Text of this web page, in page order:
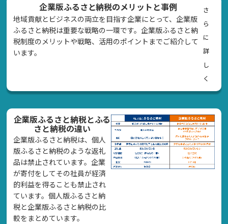
企業版ふるさと納税のメリットと事例
地域貢献とビジネスの両立を目指す企業にとって、企業版
ふるさと納税は重要な戦略の一環です。企業版ふるさと納
税制度のメリットや戦略、活用のポイントまでご紹介して
います。
さ
ら
に
詳
し
く
企業版ふるさと納税とふる
さと納税の違い
企業版ふるさと納税は、個人
版ふるさと納税のような返礼
品は禁止されています。企業
が寄付をしてその社員が経済
的利益を得ることも禁止され
ています。個人版ふるさと納
税と企業版ふるさと納税の比
較をまとめています。